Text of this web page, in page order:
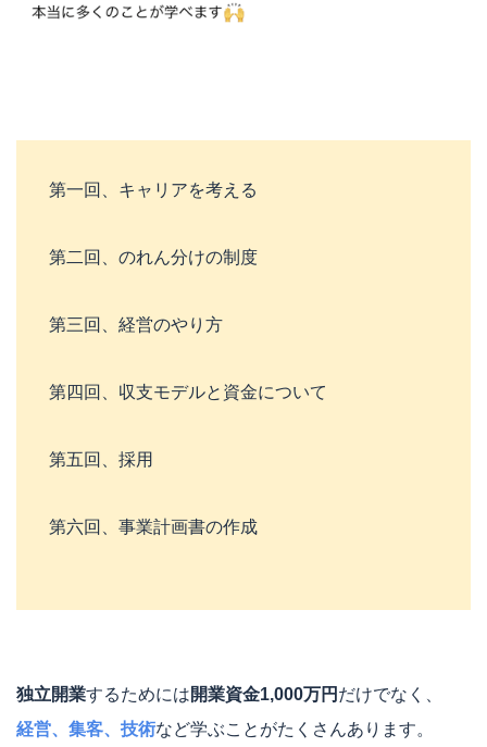
第一回、キャリアを考える
第二回、のれん分けの制度
第三回、経営のやり方
第四回、収支モデルと資金について
第五回、採用
第六回、事業計画書の作成
独立開業するためには開業資金1,000万円 だけでなく、
経営、集客、技術など学ぶことがたくさんあります。